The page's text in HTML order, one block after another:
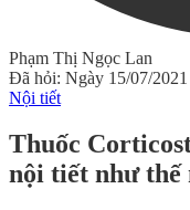
Phạm Thị Ngọc Lan
Đã hỏi: Ngày 15/07/2021
Nội tiết
Thuốc
nội tiết như thế